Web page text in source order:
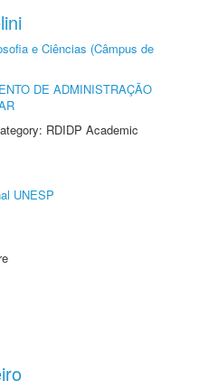
e Ciências (Câmpus de
DE ADMINISTRAÇÃO
RDIDP Academic
UNESP